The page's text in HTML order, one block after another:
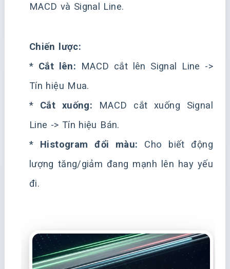
MACD và Signal Line.
Chiến lược:
* Cắt lên: MACD cắt lên Signal Line ->
Tín hiệu Mua.
* Cắt xuống: MACD cắt xuống Signal
Line -> Tín hiệu Bán.
* Histogram đổi màu: Cho biết động
lượng tăng/giảm đang mạnh lên hay yếu
đi.